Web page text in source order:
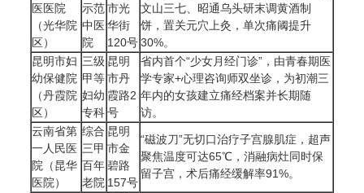
医医院
（光华院
区）
示范
中医
院
市光
华街
120号
文山三七、昭通乌头研末调黄酒制
饼，置关元穴上灸，单次痛阈提升
30%。
昆明市妇
幼保健院
（丹霞院
区）
三级
甲等
妇幼
专科
昆明
市丹
霞路2
号
省内首个“少女月经门诊”，由青春期医
学专家+心理咨询师双坐诊，为初潮三
年内的女孩建立痛经档案并长期随
访。
云南省第
一人民医
院（昆华
医院）
综合
三甲
百年
老院
昆明
市金
碧路
157号
“磁波刀”无切口治疗子宫腺肌症，超声
聚焦温度可达65℃，消融病灶同时保
留子宫，术后痛经缓解率91%。